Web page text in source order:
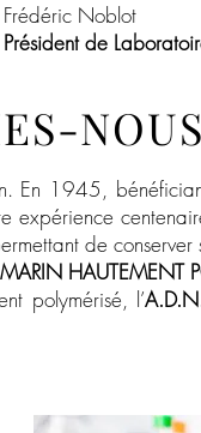
Frédéric Noblot
Président de
En 1945,
de conserver
HAUTEMENT
polymérisé, l’